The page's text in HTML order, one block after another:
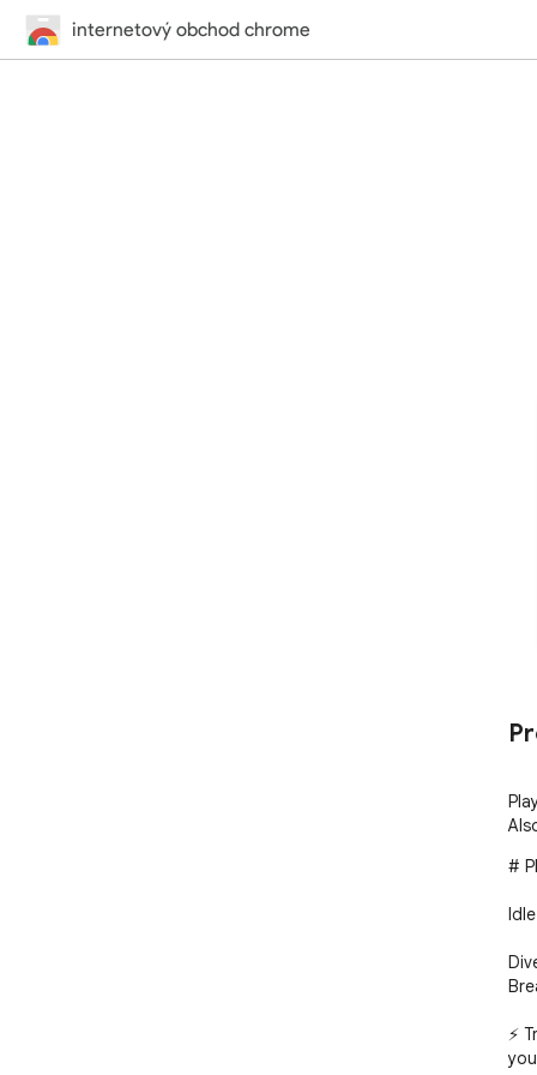
internetový obchod chrome
#
⚡️